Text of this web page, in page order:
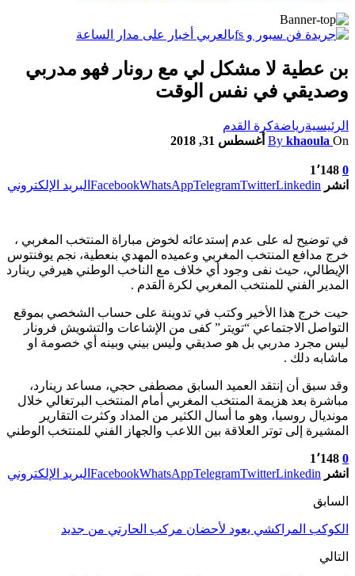
بن عطية لا مشكل لي مع رونار فهو مدربي
وصديقي في نفس الوقت
الرئيسيةرياضةكرة القدم
By khaoula On أغسطس 31, 2018
0 1٬148
انشر
FacebookWhatsAppTelegramTwitterLinkedin البريد الإلكتروني
في توضيح له على عدم إستدعائه لخوض مباراة المنتخب المغربي ،
خرج مدافع المنتخب المغربي وعميده المهدي بنعطية، نجم يوفنتوس
الإيطالي، حيث نفى وجود أي خلاف مع الناخب الوطني هيرفي رينارد
المدير الفني للمنتخب المغربي لكرة القدم .
حيت خرج هذا الأخير وكتب في تدوينة على حساب الشخصي بموقع
التواصل الاجتماعي “تويتر” كفى من الإشاعات والتشويش فرونار
ليس مجرد مدربي بل هو صديقي وليس بيني وبينه أي خصومة او
ماشابه دلك .
وقد سبق أن إنتقد العميد السابق مصطفى حجي، مساعد رينارد،
مباشرة بعد هزيمة المنتخب المغربي أمام المنتخب البرتغالي خلال
مونديال روسيا، وهو ما أسال الكثير من المداد وكثرت التقارير
المشيرة إلى توتر العلاقة بين اللاعب والجهاز الفني للمنتخب الوطني
0 1٬148
انشر
FacebookWhatsAppTelegramTwitterLinkedin البريد الإلكتروني
السابق
الكوكب المراكشي يعود لأحضان مركب الحارتي من جديد
التالي